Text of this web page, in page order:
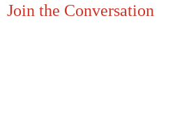
Join the Conversation